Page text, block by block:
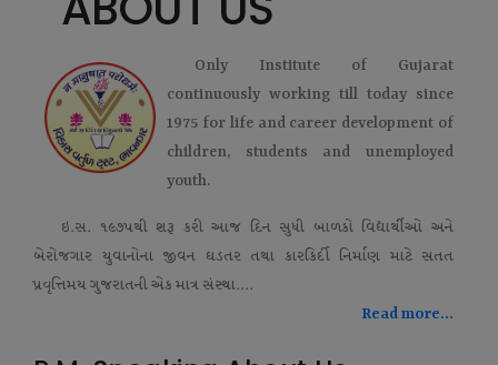
Only Institute of Gujarat
continuously working till today since
1975 for life and career development of
children, students and unemployed
youth.
ઇ.સ. ૧૯૭૫થી શરૂ કરી આજ દિન સુધી બાળકો વિદ્યાર્થીઓ અને
બેરોજગાર યુવાનોના જીવન ઘડતર તથા કારકિર્દી નિર્માણ માટે સતત
પ્રવૃત્તિમય ગુજરાતની એક માત્ર સંસ્થા....
Read more...